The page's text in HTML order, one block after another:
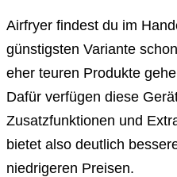
Airfryer findest du im
günstigsten Variante
eher teuren Produkte
Dafür verfügen diese
Zusatzfunktionen und
bietet also deutlich
niedrigeren Preisen.